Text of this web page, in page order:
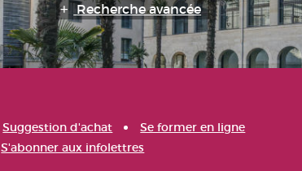
Recherche avancée
Suggestion d'achat
Se former en ligne
S'abonner aux infolettres